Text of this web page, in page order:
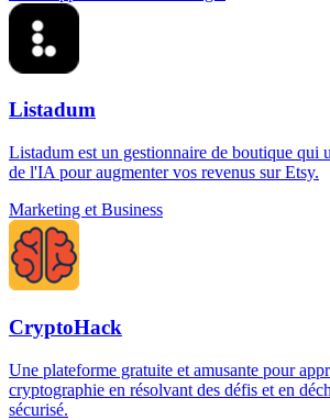
Listadum
Listadum est un gestionnaire de boutique qui
de l'IA pour augmenter vos revenus sur Etsy.
Marketing et Business
CryptoHack
Une plateforme gratuite et amusante pour
cryptographie en résolvant des défis et en
sécurisé.